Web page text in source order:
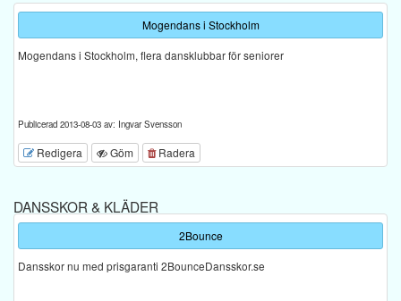
Mogendans i Stockholm
Mogendans i Stockholm, flera dansklubbar för seniorer
Publicerad 2013-08-03 av: Ingvar Svensson
Redigera Göm Radera
DANSSKOR & KLÄDER
2Bounce
Dansskor nu med prisgaranti 2BounceDansskor.se